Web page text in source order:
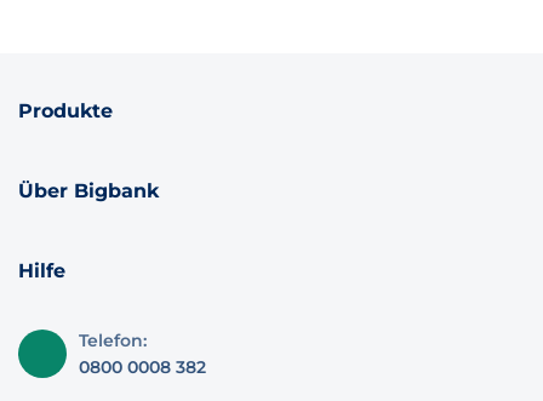
Produkte
Über Bigbank
Hilfe
Telefon:
0800 0008 382